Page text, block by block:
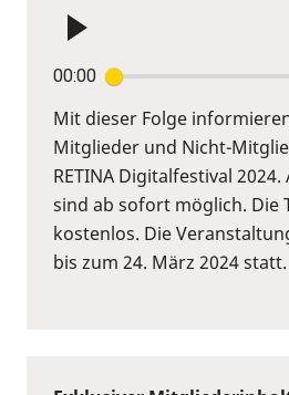
00:00
Mit dieser Folge
Mitglieder und Nicht-
RETINA Digitalfestival
sind ab sofort möglich. Die
kostenlos. Die
bis zum 24. März 2024 statt.